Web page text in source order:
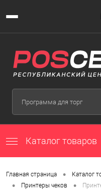
Каталог товаров
Главная страница • Каталог
• Принтеры чеков •